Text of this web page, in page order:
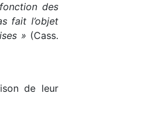
des
fait l’objet
» (Cass.
de leur